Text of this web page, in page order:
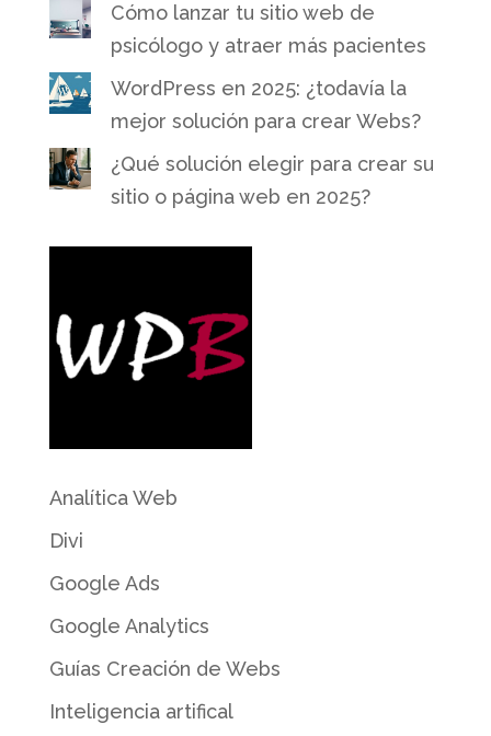
Cómo lanzar tu sitio web de
psicólogo y atraer más pacientes
WordPress en 2025: ¿todavía la
mejor solución para crear Webs?
¿Qué solución elegir para crear su
sitio o página web en 2025?
Analítica Web
Divi
Google Ads
Google Analytics
Guías Creación de Webs
Inteligencia artifical